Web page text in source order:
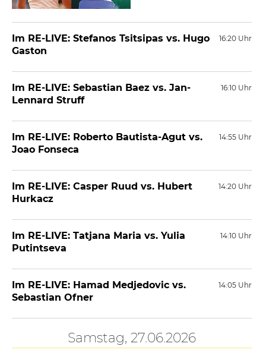
16:20 Uhr
Im RE-LIVE: Stefanos Tsitsipas vs. Hugo
Gaston
16:10 Uhr
Im RE-LIVE: Sebastian Baez vs. Jan-
Lennard Struff
14:55 Uhr
Im RE-LIVE: Roberto Bautista-Agut vs.
Joao Fonseca
14:20 Uhr
Im RE-LIVE: Casper Ruud vs. Hubert
Hurkacz
14:10 Uhr
Im RE-LIVE: Tatjana Maria vs. Yulia
Putintseva
14:05 Uhr
Im RE-LIVE: Hamad Medjedovic vs.
Sebastian Ofner
Samstag, 27.06.2026